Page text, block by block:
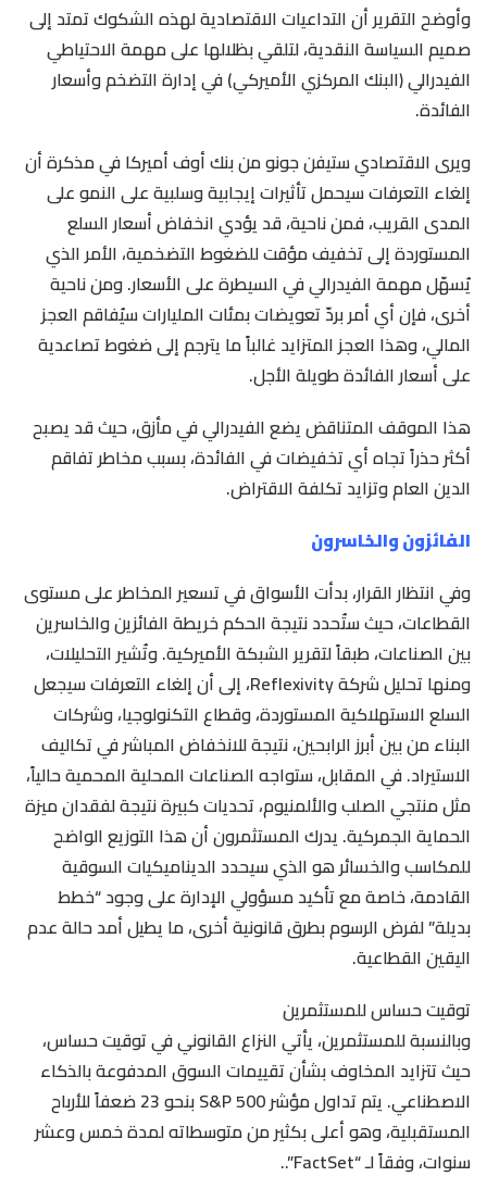
وأوضح التقرير أن التداعيات الاقتصادية لهذه الشكوك تمتد إلى
صميم السياسة النقدية، لتلقي بظلالها على مهمة الاحتياطي
الفيدرالي (البنك المركزي الأميركي) في إدارة التضخم وأسعار
الفائدة.
ويرى الاقتصادي ستيفن جونو من بنك أوف أميركا في مذكرة أن
إلغاء التعرفات سيحمل تأثيرات إيجابية وسلبية على النمو على
المدى القريب، فمن ناحية، قد يؤدي انخفاض أسعار السلع
المستوردة إلى تخفيف مؤقت للضغوط التضخمية، الأمر الذي
يُسهّل مهمة الفيدرالي في السيطرة على الأسعار. ومن ناحية
أخرى، فإن أي أمر بردّ تعويضات بمئات المليارات سيُفاقم العجز
المالي، وهذا العجز المتزايد غالباً ما يترجم إلى ضغوط تصاعدية
على أسعار الفائدة طويلة الأجل.
هذا الموقف المتناقض يضع الفيدرالي في مأزق، حيث قد يصبح
أكثر حذراً تجاه أي تخفيضات في الفائدة، بسبب مخاطر تفاقم
الدين العام وتزايد تكلفة الاقتراض.
الفائزون والخاسرون
وفي انتظار القرار، بدأت الأسواق في تسعير المخاطر على مستوى
القطاعات، حيث ستُحدد نتيجة الحكم خريطة الفائزين والخاسرين
بين الصناعات، طبقاً لتقرير الشبكة الأميركية. وتُشير التحليلات،
ومنها تحليل شركة Reflexivity، إلى أن إلغاء التعرفات سيجعل
السلع الاستهلاكية المستوردة، وقطاع التكنولوجيا، وشركات
البناء من بين أبرز الرابحين، نتيجة للانخفاض المباشر في تكاليف
الاستيراد. في المقابل، ستواجه الصناعات المحلية المحمية حالياً،
مثل منتجي الصلب والألمنيوم، تحديات كبيرة نتيجة لفقدان ميزة
الحماية الجمركية. يدرك المستثمرون أن هذا التوزيع الواضح
للمكاسب والخسائر هو الذي سيحدد الديناميكيات السوقية
القادمة، خاصة مع تأكيد مسؤولي الإدارة على وجود “خطط
بديلة” لفرض الرسوم بطرق قانونية أخرى، ما يطيل أمد حالة عدم
اليقين القطاعية.
توقيت حساس للمستثمرين
وبالنسبة للمستثمرين، يأتي النزاع القانوني في توقيت حساس،
حيث تتزايد المخاوف بشأن تقييمات السوق المدفوعة بالذكاء
الاصطناعي. يتم تداول مؤشر S&P 500 بنحو 23 ضعفاً للأرباح
المستقبلية، وهو أعلى بكثير من متوسطاته لمدة خمس وعشر
سنوات، وفقاً لـ “FactSet”..